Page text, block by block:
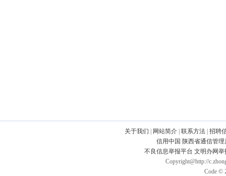
关于我们 网站简介 联系方法 招聘
信用中国 陕西省通信管理
不良信息举报平台 文明办网
Copyright@http://
Code ©